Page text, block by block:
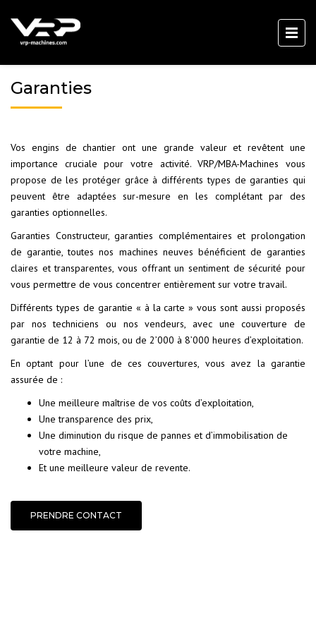
Garanties
Vos engins de chantier ont une grande valeur et revêtent une
importance cruciale pour votre activité. VRP/MBA-Machines vous
propose de les protéger grâce à différents types de garanties qui
peuvent être adaptées sur-mesure en les complétant par des
garanties optionnelles.
Garanties Constructeur, garanties complémentaires et prolongation
de garantie, toutes nos machines neuves bénéficient de garanties
claires et transparentes, vous offrant un sentiment de sécurité pour
vous permettre de vous concentrer entièrement sur votre travail.
Différents types de garantie « à la carte » vous sont aussi proposés
par nos techniciens ou nos vendeurs, avec une couverture de
garantie de 12 à 72 mois, ou de 2’000 à 8’000 heures d’exploitation.
En optant pour l’une de ces couvertures, vous avez la garantie
assurée de :
Une meilleure maîtrise de vos coûts d’exploitation,
Une transparence des prix,
Une diminution du risque de pannes et d’immobilisation de
votre machine,
Et une meilleure valeur de revente.
PRENDRE CONTACT